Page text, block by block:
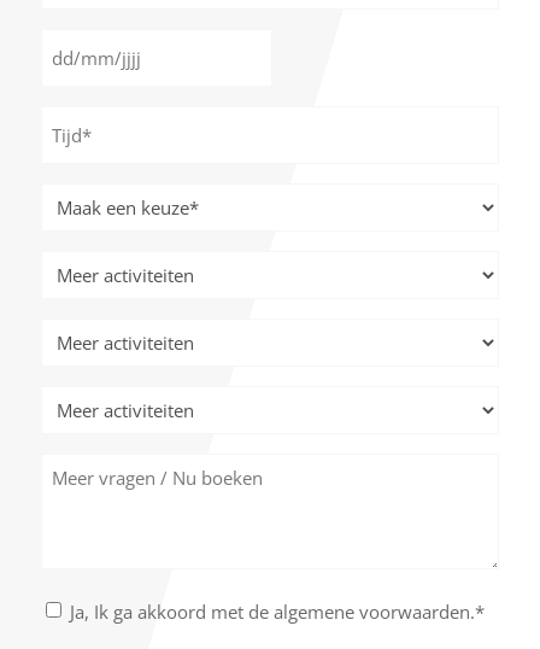
DD
MM
slash
Meer
activiteiten
Meer
activiteiten
Meer
activiteiten
Meer
activiteiten
Meer
vragen
Akkoord
Ja, Ik ga akkoord met de algemene voorwaarden.*